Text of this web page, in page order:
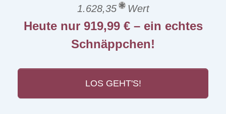
1.628,35 Wert
Heute nur 919,99 € – ein echtes
Schnäppchen!
LOS GEHT'S!